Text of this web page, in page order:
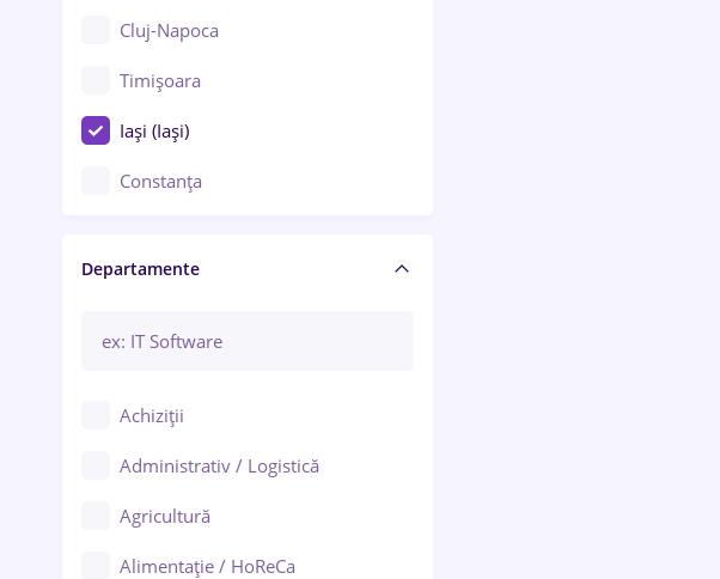
Cluj-Napoca
Timișoara
Iași (Iași)
Constanța
Brașov
Bacău
Galați (Galați)
Ploiești
Departamente
Achiziții
Administrativ / Logistică
Agricultură
Alimentație / HoReCa